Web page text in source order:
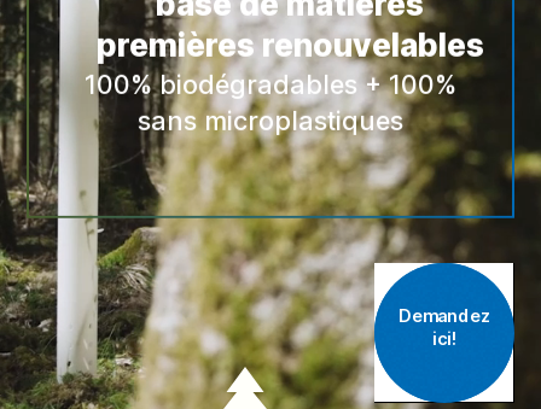
premières renouvelables
100% biodégradables + 100%
sans microplastiques
Demandez
ici!